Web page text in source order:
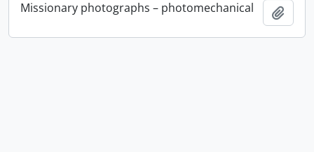
Missionary photographs – photomechanical